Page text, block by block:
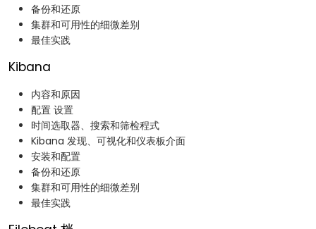
备份和还原
集群和可用性的细微差别
最佳实践
Kibana
内容和原因
配置 设置
时间选取器、搜索和筛检程式
Kibana 发现、可视化和仪表板介面
安装和配置
备份和还原
集群和可用性的细微差别
最佳实践